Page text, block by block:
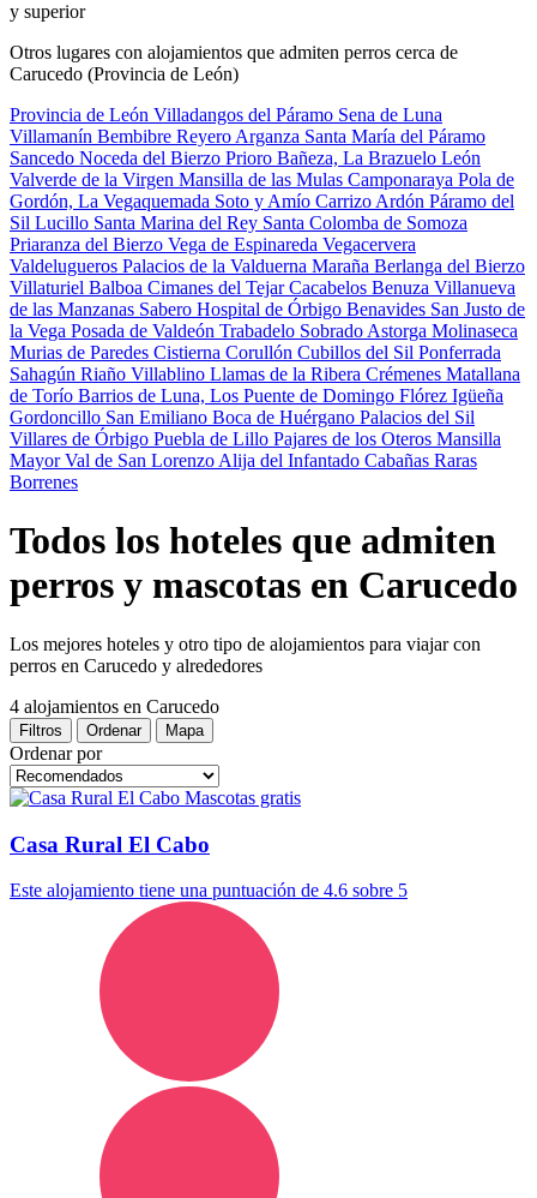
y superior
Otros lugares con alojamientos que admiten perros cerca de
Carucedo (Provincia de León)
Provincia de León Villadangos del Páramo Sena de Luna
Villamanín Bembibre Reyero Arganza Santa María del Páramo
Sancedo Noceda del Bierzo Prioro Bañeza, La Brazuelo León
Valverde de la Virgen Mansilla de las Mulas Camponaraya Pola de
Gordón, La Vegaquemada Soto y Amío Carrizo Ardón Páramo del
Sil Lucillo Santa Marina del Rey Santa Colomba de Somoza
Priaranza del Bierzo Vega de Espinareda Vegacervera
Valdelugueros Palacios de la Valduerna Maraña Berlanga del Bierzo
Villaturiel Balboa Cimanes del TejarCacabelos Benuza Villanueva
de las Manzanas Sabero Hospital de Órbigo Benavides San Justo de
la Vega Posada de Valdeón Trabadelo Sobrado Astorga Molinaseca
Murias de Paredes Cistierna Corullón Cubillos del Sil Ponferrada
Sahagún Riaño Villablino Llamas de la Ribera Crémenes Matallana
de Torío Barrios de Luna, Los Puente de Domingo Flórez Igüeña
Gordoncillo San Emiliano Boca de Huérgano Palacios del Sil
Villares de Órbigo Puebla de Lillo Pajares de los Oteros Mansilla
MayorVal de San Lorenzo Alija del Infantado Cabañas Raras
Borrenes
Todos los hoteles que admiten
perros y mascotas en Carucedo
Los mejores hoteles y otro tipo de alojamientos para viajar con
perros en Carucedo y alrededores
4 alojamientos en Carucedo
Filtros Ordenar Mapa
Ordenar por
Mascotas gratis
Casa Rural El Cabo
Este alojamiento tiene una puntuación de 4.6 sobre 5